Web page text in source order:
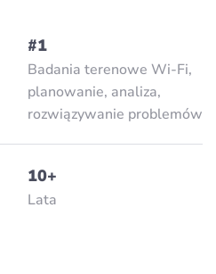
#1
Badania terenowe Wi-Fi,
planowanie, analiza,
rozwiązywanie problemów
10+
Lata